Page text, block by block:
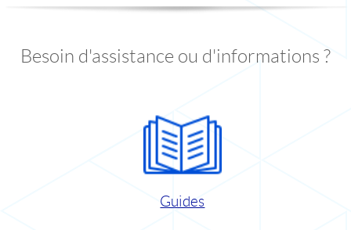
Besoin d'assistance ou d'informations ?
Guides